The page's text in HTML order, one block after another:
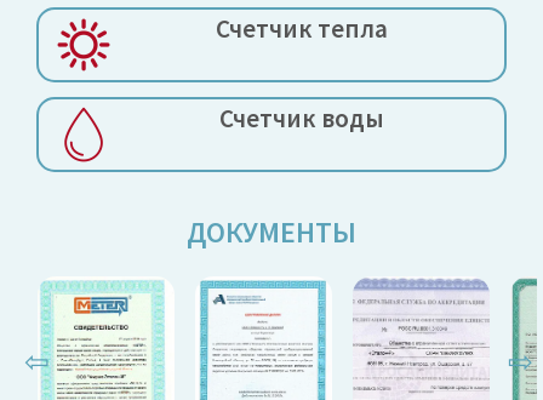
Счетчик тепла
Счетчик воды
ДОКУМЕНТЫ
⇦ ⇨